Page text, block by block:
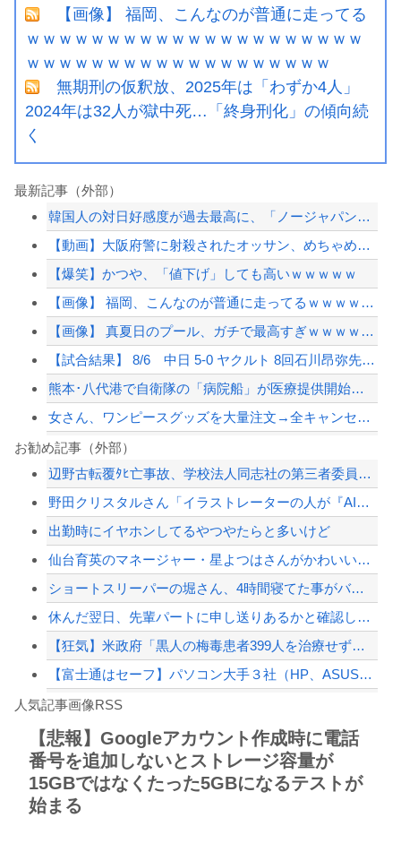
【画像】 福岡、こんなのが普通に走ってる
ｗｗｗｗｗｗｗｗｗｗｗｗｗｗｗｗｗｗｗｗｗ
ｗｗｗｗｗｗｗｗｗｗｗｗｗｗｗｗｗｗｗ
無期刑の仮釈放、2025年は「わずか4人」
2024年は32人が獄中死…「終身刑化」の傾向続
く
最新記事（外部）
韓国人の対日好感度が過去最高に、「ノージャパン」は終わった？＝ネット「中国より1...
【動画】大阪府警に射殺されたオッサン、めちゃめちゃ苦しそうに死ぬ
【爆笑】かつや、「値下げ」しても高いｗｗｗｗｗ
【画像】 福岡、こんなのが普通に走ってるｗｗｗｗｗｗｗｗｗｗｗｗｗｗｗｗｗｗｗｗ...
【画像】 真夏日のプール、ガチで最高すぎｗｗｗｗｗｗｗｗｗｗ
【試合結果】 8/6 中日 5-0 ヤクルト 8回石川昂弥先制タイムリー！このカ...
熊本･八代港で自衛隊の「病院船」が医療提供開始、診察と薬剤処方…被災者向け大浴場...
女さん、ワンピースグッズを大量注文→全キャンセルで逮捕ｗｗｗ
【草】アル中「水飲みたくない！」 グラス「はい転倒」
【悲報】専門家「日本車はダサい、見てて恥ずかしい」
【配信者】「金バエ」のSNS更新が1週間途絶え、様々な憶測が飛び交う。1週間ぶり...
Powered by livedoor 相互RSS
お勧め記事（外部）
辺野古転覆ﾀﾋ亡事故、学校法人同志社の第三者委員会が調査報告書を公表 … 安全配...
野田クリスタルさん「イラストレーターの人が『AIに仕事を奪われる』って言ってるけ...
出勤時にイヤホンしてるやつやたらと多いけど
仙台育英のマネージャー・星よつはさんがかわいいと話題に ウィンク動画や画像などが...
ショートスリーパーの堀さん、4時間寝てた事がバレる
休んだ翌日、先輩パートに申し送りあるかと確認したらいきなりキレられた。このパート...
【狂気】米政府「黒人の梅毒患者399人を治療せず放置したらどうなるか見たろ！」→...
【富士通はセーフ】パソコン大手３社（HP、ASUS、Acer） 中国製メモリーの...
白石「あ、あきら様……？」あきら「……白石」
【動画】野菜売りのおじさんにドローンを特攻させるおそロシア。
8/4のニュース
日本旅行キャンセルすべきか…1万年ぶり史上最大級の火山の兆し＝韓国の反応
更新中止のお知らせ
人気記事画像RSS
【悲報】Googleアカウント作成時に電話
番号を追加しないとストレージ容量が
15GBではなくたった5GBになるテストが
始まる